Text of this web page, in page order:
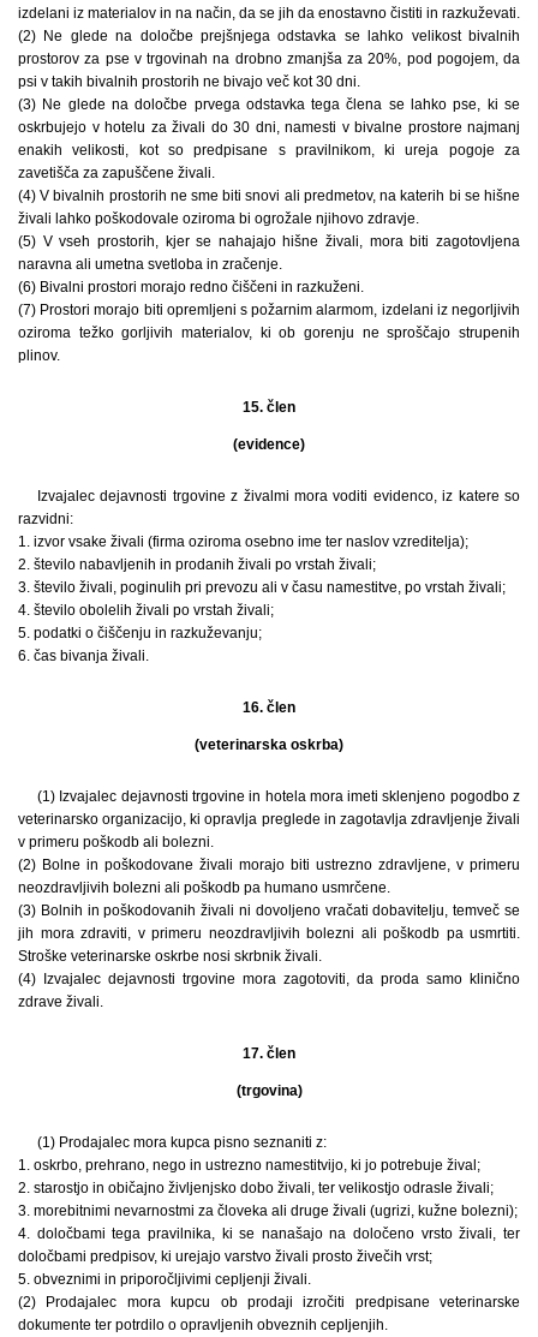
izdelani iz materialov in na način, da se jih da enostavno čistiti in razkuževati.
(2) Ne glede na določbe prejšnjega odstavka se lahko velikost bivalnih
prostorov za pse v trgovinah na drobno zmanjša za 20%, pod pogojem, da
psi v takih bivalnih prostorih ne bivajo več kot 30 dni.
(3) Ne glede na določbe prvega odstavka tega člena se lahko pse, ki se
oskrbujejo v hotelu za živali do 30 dni, namesti v bivalne prostore najmanj
enakih velikosti, kot so predpisane s pravilnikom, ki ureja pogoje za
zavetišča za zapuščene živali.
(4) V bivalnih prostorih ne sme biti snovi ali predmetov, na katerih bi se hišne
živali lahko poškodovale oziroma bi ogrožale njihovo zdravje.
(5) V vseh prostorih, kjer se nahajajo hišne živali, mora biti zagotovljena
naravna ali umetna svetloba in zračenje.
(6) Bivalni prostori morajo redno čiščeni in razkuženi.
(7) Prostori morajo biti opremljeni s požarnim alarmom, izdelani iz negorljivih
oziroma težko gorljivih materialov, ki ob gorenju ne sproščajo strupenih
plinov.
15. člen
(evidence)
Izvajalec dejavnosti trgovine z živalmi mora voditi evidenco, iz katere so
razvidni:
1. izvor vsake živali (firma oziroma osebno ime ter naslov vzreditelja);
2. število nabavljenih in prodanih živali po vrstah živali;
3. število živali, poginulih pri prevozu ali v času namestitve, po vrstah živali;
4. število obolelih živali po vrstah živali;
5. podatki o čiščenju in razkuževanju;
6. čas bivanja živali.
16. člen
(veterinarska oskrba)
(1) Izvajalec dejavnosti trgovine in hotela mora imeti sklenjeno pogodbo z
veterinarsko organizacijo, ki opravlja preglede in zagotavlja zdravljenje živali
v primeru poškodb ali bolezni.
(2) Bolne in poškodovane živali morajo biti ustrezno zdravljene, v primeru
neozdravljivih bolezni ali poškodb pa humano usmrčene.
(3) Bolnih in poškodovanih živali ni dovoljeno vračati dobavitelju, temveč se
jih mora zdraviti, v primeru neozdravljivih bolezni ali poškodb pa usmrtiti.
Stroške veterinarske oskrbe nosi skrbnik živali.
(4) Izvajalec dejavnosti trgovine mora zagotoviti, da proda samo klinično
zdrave živali.
17. člen
(trgovina)
(1) Prodajalec mora kupca pisno seznaniti z:
1. oskrbo, prehrano, nego in ustrezno namestitvijo, ki jo potrebuje žival;
2. starostjo in običajno življenjsko dobo živali, ter velikostjo odrasle živali;
3. morebitnimi nevarnostmi za človeka ali druge živali (ugrizi, kužne bolezni);
4. določbami tega pravilnika, ki se nanašajo na določeno vrsto živali, ter
določbami predpisov, ki urejajo varstvo živali prosto živečih vrst;
5. obveznimi in priporočljivimi cepljenji živali.
(2) Prodajalec mora kupcu ob prodaji izročiti predpisane veterinarske
dokumente ter potrdilo o opravljenih obveznih cepljenjih.